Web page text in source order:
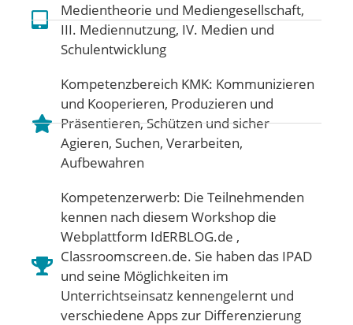
Medientheorie und Mediengesellschaft,
III. Mediennutzung, IV. Medien und
Schulentwicklung
Kompetenzbereich KMK: Kommunizieren
und Kooperieren, Produzieren und
Präsentieren,Schützen und sicher
Agieren, Suchen, Verarbeiten,
Aufbewahren
Kompetenzerwerb: Die Teilnehmenden
kennen nach diesem Workshop die
Webplattform IdERBLOG.de ,
Classroomscreen.de. Sie haben das IPAD
und seine Möglichkeiten im
Unterrichtseinsatz kennengelernt und
verschiedene Apps zur Differenzierung